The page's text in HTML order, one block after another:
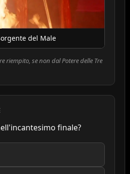
del Male
riempito, se non dal Potere delle Tre
finale?